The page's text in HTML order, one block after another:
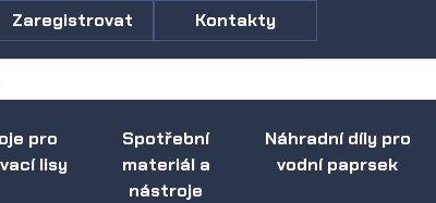
pro
lisy
Spotřební
materiál a
nástroje
Náhradní díly pro
vodní paprsek
Zaregistrovat Kontakty